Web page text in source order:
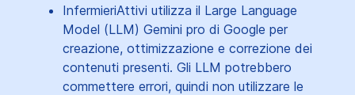
InfermieriAttivi utilizza il Large Language
Model (LLM) Gemini pro di Google per
creazione, ottimizzazione e correzione dei
contenuti presenti. Gli LLM potrebbero
commettere errori, quindi non utilizzare le